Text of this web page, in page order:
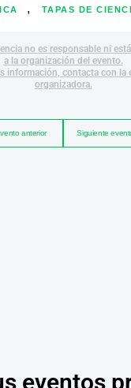
, TAPAS DE
no es responsable ni
a la organización del evento.
información, contacta con la
organizadora.
anterior Siguiente
eventos